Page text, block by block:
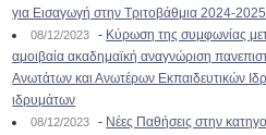
για Εισαγωγή στην Τριτοβάθμια 2024-2025
08/12/2023 - Κύρωση της συμφωνίας
αμοιβαία ακαδημαϊκή αναγνώριση
Ανωτάτων και Ανωτέρων Εκπαιδευτικών
ιδρυμάτων
08/12/2023 - Νέες Παθήσεις στην